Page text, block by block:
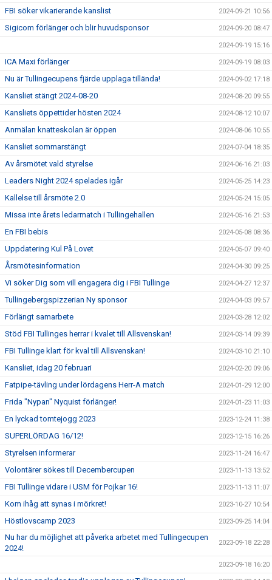
FBI söker vikarierande kanslist 2024-09-21 10:56
Sigicom förlänger och blir huvudsponsor 2024-09-20 08:47
2024-09-19 15:16
ICA Maxi förlänger 2024-09-19 08:03
Nu är Tullingecupens fjärde upplaga tillända! 2024-09-02 17:18
Kansliet stängt 2024-08-20 2024-08-20 09:55
Kansliets öppettider hösten 2024 2024-08-12 10:07
Anmälan knatteskolan är öppen 2024-08-06 10:55
Kansliet sommarstängt 2024-07-04 18:35
Av årsmötet vald styrelse 2024-06-16 21:03
Leaders Night 2024 spelades igår 2024-05-25 14:23
Kallelse till årsmöte 2.0 2024-05-24 15:05
Missa inte årets ledarmatch i Tullingehallen 2024-05-16 21:53
En FBI bebis 2024-05-08 08:36
Uppdatering Kul På Lovet 2024-05-07 09:40
Årsmötesinformation 2024-04-30 09:25
Vi söker Dig som vill engagera dig i FBI Tullinge 2024-04-27 12:37
Tullingebergspizzerian Ny sponsor 2024-04-03 09:57
Förlängt samarbete 2024-03-28 12:02
Stöd FBI Tullinges herrar i kvalet till Allsvenskan! 2024-03-14 09:39
FBI Tullinge klart för kval till Allsvenskan! 2024-03-10 21:10
Kansliet, idag 20 februari 2024-02-20 09:06
Fatpipe-tävling under lördagens Herr-A match 2024-01-29 12:00
Frida "Nypan" Nyquist förlänger! 2024-01-23 11:03
En lyckad tomtejogg 2023 2023-12-24 11:38
SUPERLÖRDAG 16/12! 2023-12-15 16:26
Styrelsen informerar 2023-11-24 16:47
Volontärer sökes till Decembercupen 2023-11-13 13:52
FBI Tullinge vidare i USM för Pojkar 16! 2023-11-13 11:07
Kom ihåg att synas i mörkret! 2023-10-27 10:54
Höstlovscamp 2023 2023-09-25 14:04
Nu har du möjlighet att påverka arbetet med Tullingecupen
2024!
2023-09-18 22:28
2023-09-18 16:20